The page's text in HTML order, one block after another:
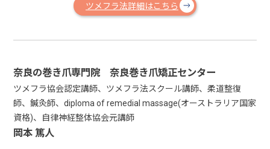
ツメフラ法詳細はこちら
奈良の巻き爪専門院 奈良巻き爪矯正センター
ツメフラ協会認定講師、ツメフラ法スクール講師、柔道整復
師、鍼灸師、diploma of remedial massage(オーストラリア国家
資格)、自律神経整体協会元講師
岡本 篤人